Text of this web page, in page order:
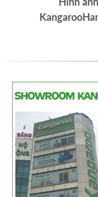
Hình